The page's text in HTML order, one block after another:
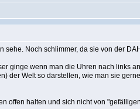
Noch schlimmer, da sie von der
ginge wenn man die Uhren nach links
der Welt so darstellen, wie man sie
offen halten und sich nicht von